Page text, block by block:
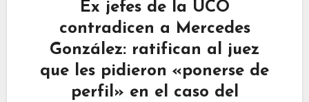
Ex jefes de la UCO
contradicen a Mercedes
González: ratifican al juez
que les pidieron «ponerse de
perfil» en el caso del